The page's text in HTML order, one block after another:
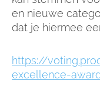
en nieuwe
dat je hiermee
https://
excellence-